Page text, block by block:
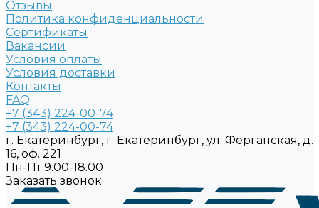
Отзывы
Политика конфиденциальности
Сертификаты
Вакансии
Условия оплаты
Условия доставки
Контакты
FAQ
+7 (343) 224-00-74
+7 (343) 224-00-74
г. Екатеринбург, г. Екатеринбург, ул. Ферганская, д.
16, оф. 221
Пн-Пт 9.00-18.00
Заказать звонок